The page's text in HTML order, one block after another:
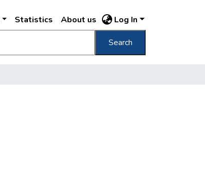
Statistics About us Log In
Search